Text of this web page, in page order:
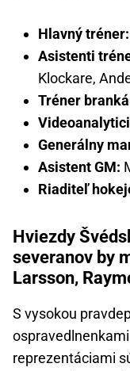
Hlavný tréner:
Asistenti
Klockare,
Tréner
Generálny
Asistent GM:
Riaditeľ
Hviezdy
severanov by
Larsson,
S vysokou
reprezentáciami